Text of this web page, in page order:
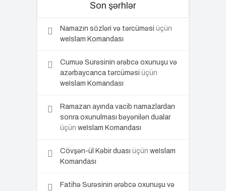
Son şərhlər
Namazın sözləri və tərcüməsi üçün
weIslam Komandası
Cumuə Surəsinin ərəbcə oxunuşu və
azərbaycanca tərcüməsi üçün
weIslam Komandası
Ramazan ayında vacib namazlardan
sonra oxunulması bəyənilən dualar
üçün weIslam Komandası
Cövşən-ül Kəbir duası üçün weIslam
Komandası
Fatihə Surəsinin ərəbcə oxunuşu və